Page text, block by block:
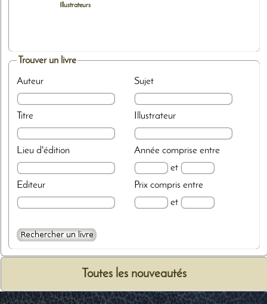
Illustrateurs
Trouver un livre
Auteur
Titre
Lieu d'édition
Editeur
Sujet
Illustrateur
Annéecomprise entre
et
Prixcompris entre
et
Toutes les nouveautés